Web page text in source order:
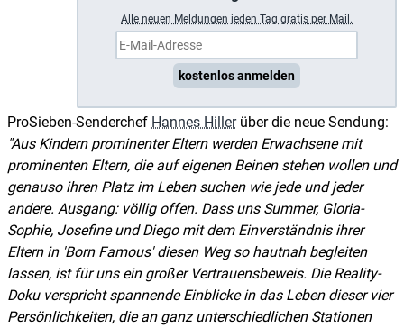
Alle neuen Meldungen jeden Tag gratis per Mail.
kostenlos anmelden
ProSieben-Senderchef Hannes Hillerüber die neue Sendung:
Aus Kindern prominenter Eltern werden Erwachsene mit
prominenten Eltern, die auf eigenen Beinen stehen wollen und
genauso ihren Platz im Leben suchen wie jede und jeder
andere. Ausgang: völlig offen. Dass uns Summer, Gloria-
Sophie, Josefine und Diego mit dem Einverständnis ihrer
Eltern in 'Born Famous' diesen Weg so hautnah begleiten
lassen, ist für uns ein großer Vertrauensbeweis. Die Reality-
Doku verspricht spannende Einblicke in das Leben dieser vier
Persönlichkeiten, die an ganz unterschiedlichen Stationen